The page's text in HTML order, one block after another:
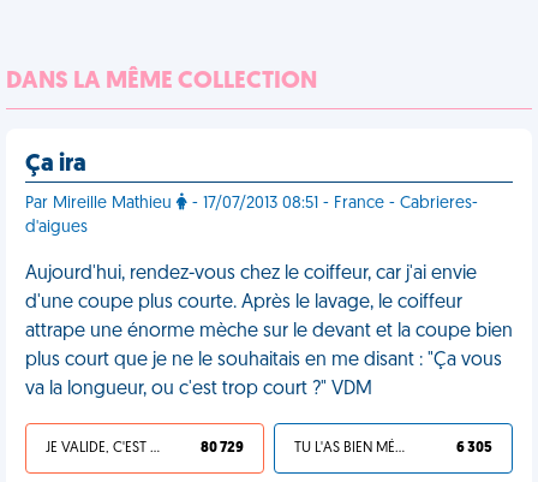
DANS LA MÊME COLLECTION
Ça ira
Par Mireille Mathieu
- 17/07/2013 08:51 - France - Cabrieres-
d'aigues
Aujourd'hui, rendez-vous chez le coiffeur, car j'ai envie
d'une coupe plus courte. Après le lavage, le coiffeur
attrape une énorme mèche sur le devant et la coupe bien
plus court que je ne le souhaitais en me disant : "Ça vous
va la longueur, ou c'est trop court ?" VDM
JE VALIDE, C'EST UNE VDM 80 729 TU L'AS BIEN MÉRITÉ 6 305